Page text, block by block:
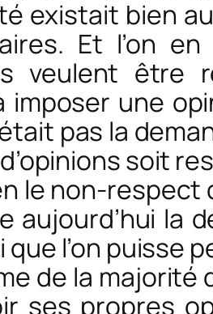
existait bien
Et l’on
veulent être
imposer une
pas la
soit
le non-
aujourd’hui la
que l’on
de la majorité
ses propres